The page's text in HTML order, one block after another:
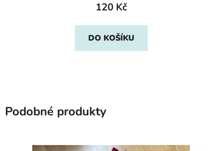
120 Kč
DO KOŠÍKU
Podobné produkty